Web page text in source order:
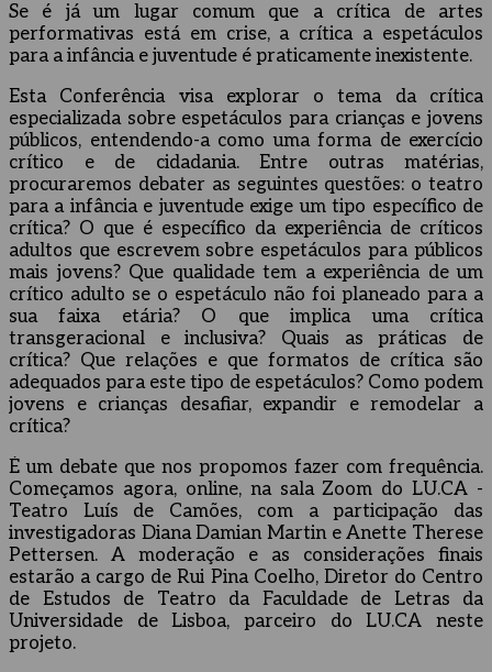
Se é já um lugar comum que a crítica de artes
performativas está em crise, a crítica a espetáculos
para a infância e juventude é praticamente inexistente.
Esta Conferência visa explorar o tema da crítica
especializada sobre espetáculos para crianças e jovens
públicos, entendendo-a como uma forma de exercício
crítico e de cidadania. Entre outras matérias,
procuraremos debater as seguintes questões: o teatro
para a infância e juventude exige um tipo específico de
crítica? O que é específico da experiência de críticos
adultos que escrevem sobre espetáculos para públicos
mais jovens? Que qualidade tem a experiência de um
crítico adulto se o espetáculo não foi planeado para a
sua faixa etária? O que implica uma crítica
transgeracional e inclusiva? Quais as práticas de
crítica? Que relações e que formatos de crítica são
adequados para este tipo de espetáculos? Como podem
jovens e crianças desafiar, expandir e remodelar a
crítica?
É um debate que nos propomos fazer com frequência.
Começamos agora, online, na sala Zoom do LU.CA -
Teatro Luís de Camões, com a participação das
investigadoras Diana Damian Martin e Anette Therese
Pettersen. A moderação e as considerações finais
estarão a cargo de Rui Pina Coelho, Diretor do Centro
de Estudos de Teatro da Faculdade de Letras da
Universidade de Lisboa, parceiro do LU.CA neste
projeto.